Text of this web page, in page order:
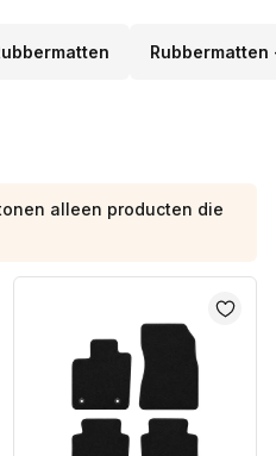
alleen producten die